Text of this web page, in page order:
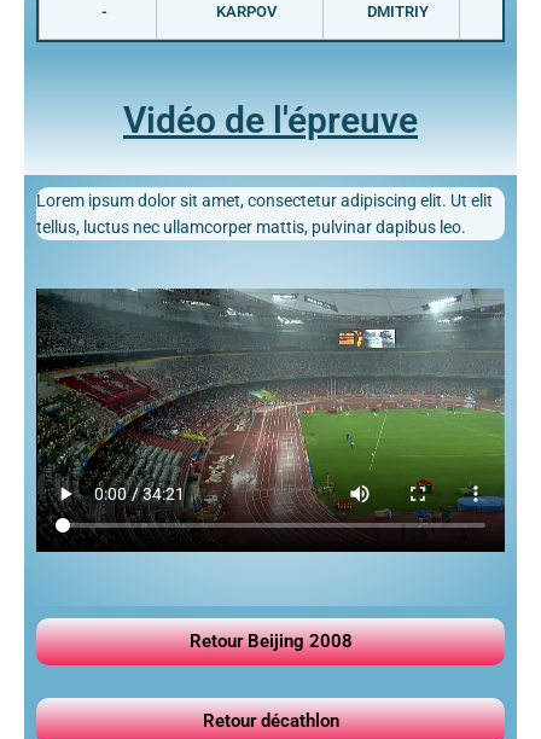
- KARPOV DMITRIY
Vidéo de l'épreuve
Lorem ipsum dolor sit amet, consectetur adipiscing elit. Ut elit
tellus, luctus nec ullamcorper mattis, pulvinar dapibus leo.
Retour Beijing 2008
Retour décathlon